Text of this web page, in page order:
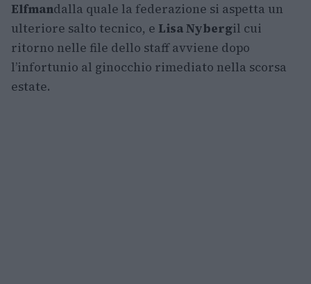
Elfmandalla quale la federazione si aspetta un
ulteriore salto tecnico, e Lisa Nybergil cui
ritorno nelle file dello staff avviene dopo
l’infortunio al ginocchio rimediato nella scorsa
estate.